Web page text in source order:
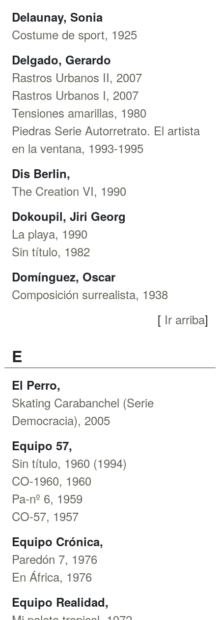
Delaunay, Sonia
Costume de sport, 1925
Delgado, Gerardo
Rastros Urbanos II, 2007
Rastros Urbanos I, 2007
Tensiones amarillas, 1980
Piedras Serie Autorretrato. El artista
en la ventana, 1993-1995
Dis Berlin,
The Creation VI, 1990
Dokoupil, Jiri Georg
La playa, 1990
Sin título, 1982
Domínguez, Oscar
Composición surrealista, 1938
[ Ir arriba]
E
El Perro,
Skating Carabanchel (Serie
Democracia), 2005
Equipo 57,
Sin título, 1960 (1994)
CO-1960, 1960
Pa-nº 6, 1959
CO-57, 1957
Equipo Crónica,
Paredón 7, 1976
En África, 1976
Equipo Realidad,